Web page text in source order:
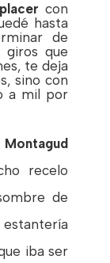
placercon
hasta
de
giros que
te deja
sino con
a mil por
Montagud
recelo
de
iba ser